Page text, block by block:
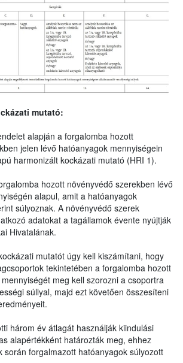
mutató:
alapján a forgalomba hozott
jelen lévő hatóanyagok mennyiségein
harmonizált kockázati mutató (HRI 1).
hozott növényvédő szerekben lévő
alapul, amit a hatóanyagok
súlyoznak. A növényvédő szerek
adatokat a tagállamok évente nyújtják
Hivatalának.
mutatót úgy kell kiszámítani, hogy
tekintetében a forgalomba hozott
meg kell szorozni a csoportra
súllyal, majd ezt követően összesíteni
három év átlagát használják kiindulási
alapértékként határozták meg, ehhez
során forgalmazott hatóanyagok súlyozott